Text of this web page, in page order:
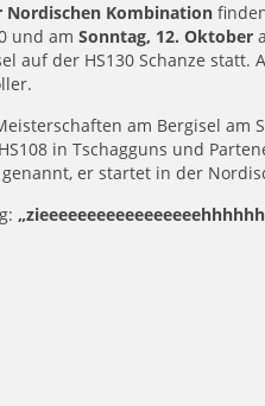
Nordischen Kombination
und amSonntag, 12. Oktober
auf der HS130 Schanze statt.
am Bergisel am
in Tschagguns und
er startet in der